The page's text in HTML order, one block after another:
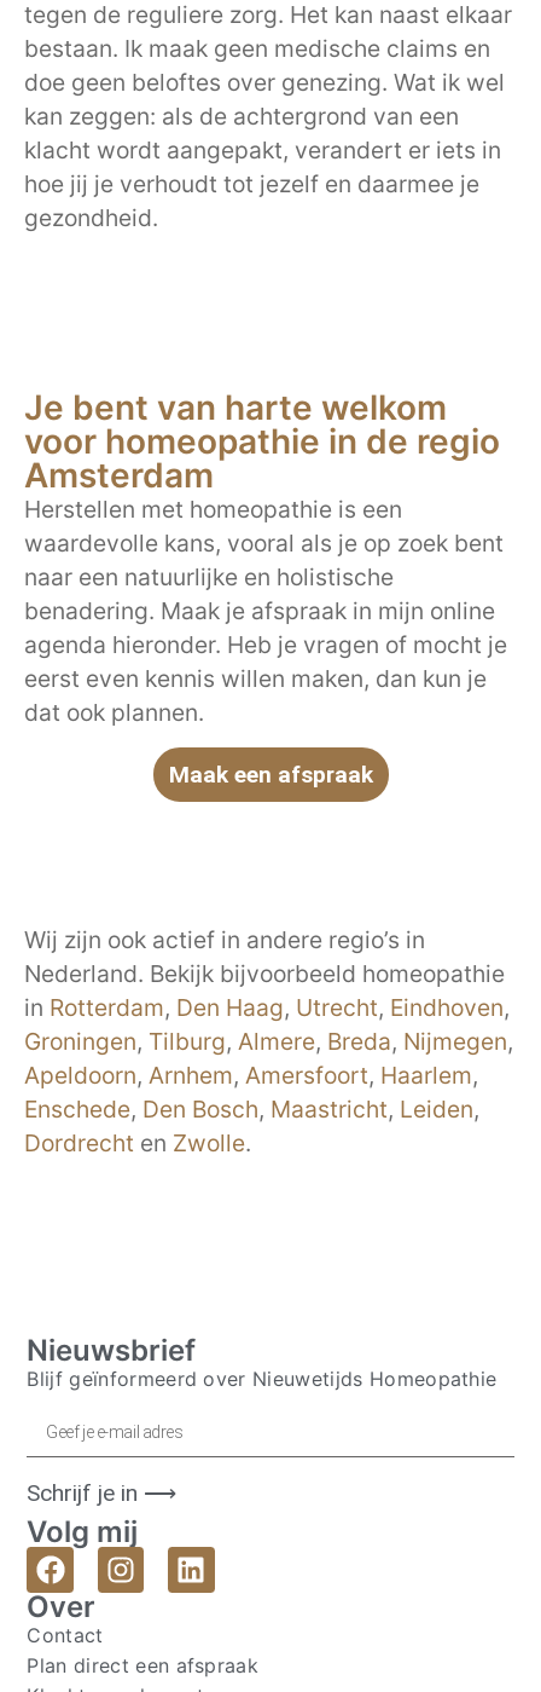
tegen de reguliere zorg. Het kan naast elkaar
bestaan. Ik maak geen medische claims en
doe geen beloftes over genezing. Wat ik wel
kan zeggen: als de achtergrond van een
klacht wordt aangepakt, verandert er iets in
hoe jij je verhoudt tot jezelf en daarmee je
gezondheid.
Je bent van harte welkom
voor homeopathie in de regio
Amsterdam
Herstellen met homeopathie is een
waardevolle kans, vooral als je op zoek bent
naar een natuurlijke en holistische
benadering. Maak je afspraak in mijn online
agenda hieronder. Heb je vragen of mocht je
eerst even kennis willen maken, dan kun je
dat ook plannen.
Maak een afspraak
Wij zijn ook actief in andere regio’s in
Nederland. Bekijk bijvoorbeeld homeopathie
in Rotterdam, Den Haag, Utrecht, Eindhoven,
Groningen, Tilburg, Almere, Breda, Nijmegen,
Apeldoorn, Arnhem, Amersfoort, Haarlem,
Enschede, Den Bosch, Maastricht, Leiden,
Dordrecht en Zwolle.
Nieuwsbrief
Blijf geïnformeerd over Nieuwetijds Homeopathie
Schrijf je in ⟶
Volg mij
Over
Contact
Plan direct een afspraak